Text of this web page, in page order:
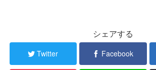
シェアする
Twitter Facebook